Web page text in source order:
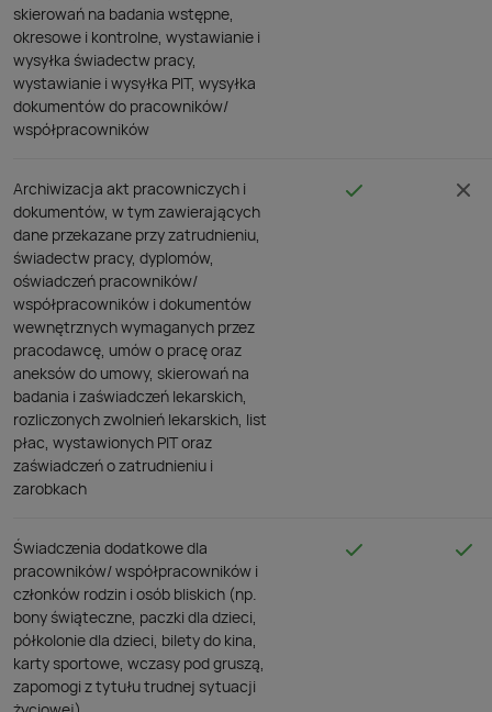
skierowań na badania wstępne,
okresowe i kontrolne, wystawianie i
wysyłka świadectw pracy,
wystawianie i wysyłka PIT, wysyłka
dokumentów do pracowników/
współpracowników
Archiwizacja akt pracowniczych i
dokumentów, w tym zawierających
dane przekazane przy zatrudnieniu,
świadectw pracy, dyplomów,
oświadczeń pracowników/
współpracowników i dokumentów
wewnętrznych wymaganych przez
pracodawcę, umów o pracę oraz
aneksów do umowy, skierowań na
badania i zaświadczeń lekarskich,
rozliczonych zwolnień lekarskich, list
płac, wystawionych PIT oraz
zaświadczeń o zatrudnieniu i
zarobkach
Świadczenia dodatkowe dla
pracowników/ współpracowników i
członków rodzin i osób bliskich (np.
bony świąteczne, paczki dla dzieci,
półkolonie dla dzieci, bilety do kina,
karty sportowe, wczasy pod gruszą,
zapomogi z tytułu trudnej sytuacji